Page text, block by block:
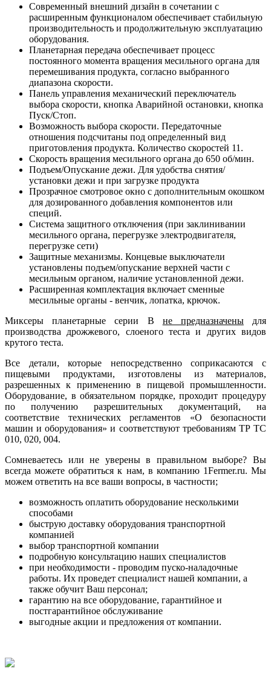
Современный внешний дизайн в сочетании с
расширенным функционалом обеспечивает стабильную
производительность и продолжительную эксплуатацию
оборудования.
Планетарная передача обеспечивает процесс
постоянного момента вращения месильного органа для
перемешивания продукта, согласно выбранного
диапазона скорости.
Панель управления механический переключатель
выбора скорости, кнопка Аварийной остановки, кнопка
Пуск/Стоп.
Возможность выбора скорости. Передаточные
отношения подсчитаны под определенный вид
приготовления продукта. Количество скоростей 11.
Скорость вращения месильного органа до 650 об/мин.
Подъем/Опускание дежи. Для удобства снятия/
установки дежи и при загрузке продукта
Прозрачное смотровое окно с дополнительным окошком
для дозированного добавления компонентов или
специй.
Система защитного отключения (при заклинивании
месильного органа, перегрузке электродвигателя,
перегрузке сети)
Защитные механизмы. Концевые выключатели
установлены подъем/опускание верхней части с
месильным органом, наличие установленной дежи.
Расширенная комплектация включает сменные
месильные органы - венчик, лопатка, крючок.
Миксеры планетарные серии В не предназначеныдля
производства дрожжевого, слоеного теста и других видов
крутого теста.
Все детали, которые непосредственно соприкасаются с
пищевыми продуктами, изготовлены из материалов,
разрешенных к применению в пищевой промышленности.
Оборудование, в обязательном порядке, проходит процедуру
по получению разрешительных документаций, на
соответствие технических регламентов «О безопасности
машин и оборудования» и соответствуют требованиям ТР ТС
010, 020, 004.
Сомневаетесь или не уверены в правильном выборе? Вы
всегда можете обратиться к нам, в компанию 1Fermer.ru. Мы
можем ответить на все ваши вопросы, в частности;
возможность оплатить оборудование несколькими
способами
быструю доставку оборудования транспортной
компанией
выбор транспортной компании
подробную консультацию наших специалистов
при необходимости - проводим пуско-наладочные
работы. Их проведет специалист нашей компании, а
также обучит Ваш персонал;
гарантию на все оборудование, гарантийное и
постгарантийное обслуживание
выгодные акции и предложения от компании.